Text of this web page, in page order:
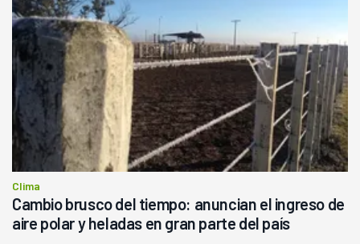
Clima
Cambio brusco del tiempo: anuncian el ingreso de
aire polar y heladas en gran parte del país